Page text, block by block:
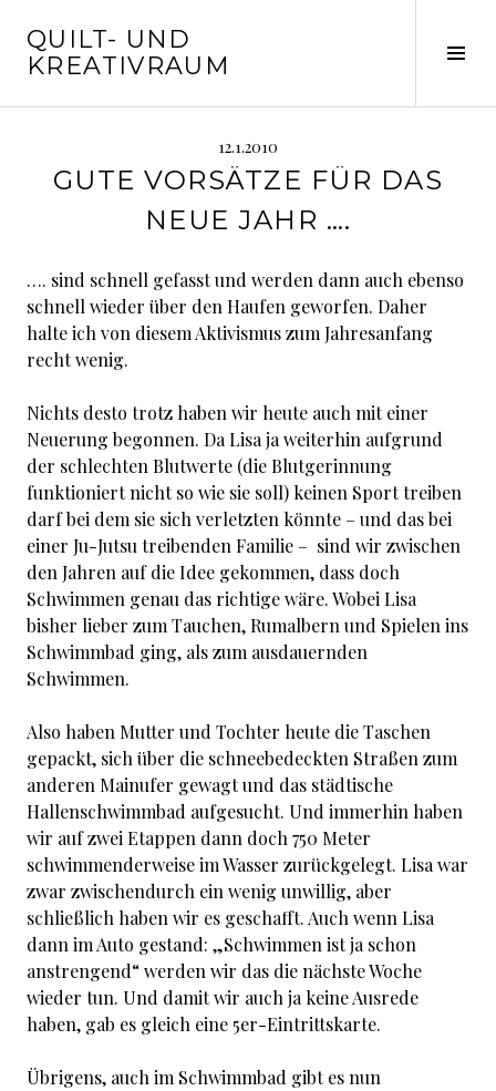
zum
Inhalt
QUILT- UND
KREATIVRAUM
12.1.2010
GUTE VORSÄTZE FÜR DAS
NEUE JAHR ….
…. sind schnell gefasst und werden dann auch ebenso
schnell wieder über den Haufen geworfen. Daher
halte ich von diesem Aktivismus zum Jahresanfang
recht wenig.
Nichts desto trotz haben wir heute auch mit einer
Neuerung begonnen. Da Lisa ja weiterhin aufgrund
der schlechten Blutwerte (die Blutgerinnung
funktioniert nicht so wie sie soll) keinen Sport treiben
darf bei dem sie sich verletzten könnte – und das bei
einer Ju-Jutsu treibenden Familie – sind wir zwischen
den Jahren auf die Idee gekommen, dass doch
Schwimmen genau das richtige wäre. Wobei Lisa
bisher lieber zum Tauchen, Rumalbern und Spielen ins
Schwimmbad ging, als zum ausdauernden
Schwimmen.
Also haben Mutter und Tochter heute die Taschen
gepackt, sich über die schneebedeckten Straßen zum
anderen Mainufer gewagt und das städtische
Hallenschwimmbad aufgesucht. Und immerhin haben
wir auf zwei Etappen dann doch 750 Meter
schwimmenderweise im Wasser zurückgelegt. Lisa war
zwar zwischendurch ein wenig unwillig, aber
schließlich haben wir es geschafft. Auch wenn Lisa
dann im Auto gestand: „Schwimmen ist ja schon
anstrengend“ werden wir das die nächste Woche
wieder tun. Und damit wir auch ja keine Ausrede
haben, gab es gleich eine 5er-Eintrittskarte.
Übrigens, auch im Schwimmbad gibt es nun